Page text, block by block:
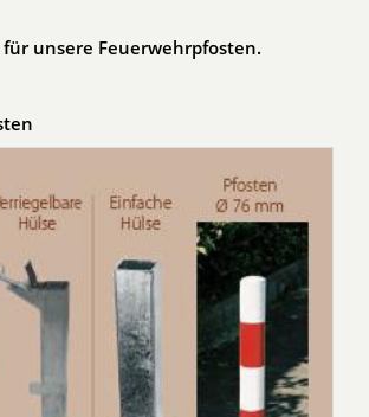
unsere Feuerwehrpfosten.